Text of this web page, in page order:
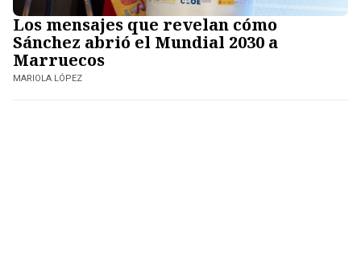
Los mensajes que revelan cómo
Sánchez abrió el Mundial 2030 a
Marruecos
MARIOLA LÓPEZ